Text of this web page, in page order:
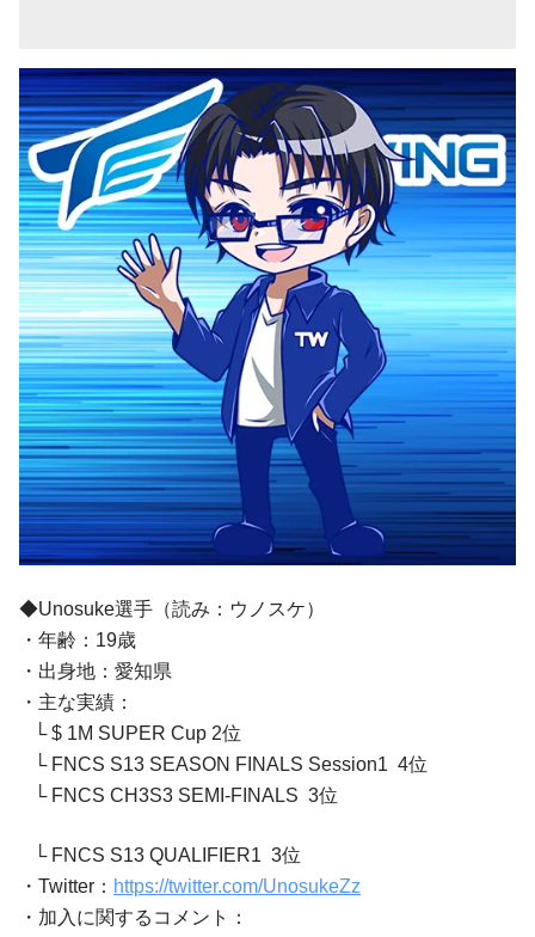
◆Unosuke選手（読み：ウノスケ）
・年齢：19歳
・出身地：愛知県
・主な実績：
└ $ 1M SUPER Cup 2位
└ FNCS S13 SEASON FINALS Session1 4位
└ FNCS CH3S3 SEMI-FINALS 3位
└ FNCS S13 QUALIFIER1 3位
・Twitter： https://twitter.com/UnosukeZz
・加入に関するコメント：